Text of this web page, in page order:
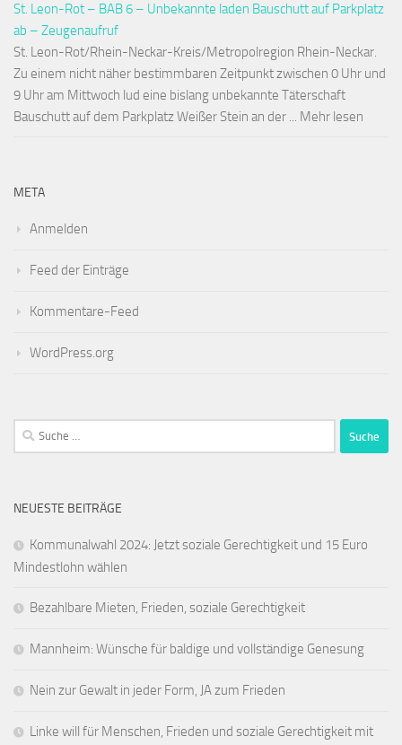
St. Leon-Rot – BAB 6 – Unbekannte laden Bauschutt auf Parkplatz
ab – Zeugenaufruf
St. Leon-Rot/Rhein-Neckar-Kreis/Metropolregion Rhein-Neckar.
Zu einem nicht näher bestimmbaren Zeitpunkt zwischen 0 Uhr und
9 Uhr am Mittwoch lud eine bislang unbekannte Täterschaft
Bauschutt auf dem Parkplatz Weißer Stein an der ... Mehr lesen
META
Anmelden
Feed der Einträge
Kommentare-Feed
WordPress.org
Suche
nach:
NEUESTE BEITRÄGE
Kommunalwahl 2024: Jetzt soziale Gerechtigkeit und 15 Euro
Mindestlohn wählen
Bezahlbare Mieten, Frieden, soziale Gerechtigkeit
Mannheim: Wünsche für baldige und vollständige Genesung
Nein zur Gewalt in jeder Form, JA zum Frieden
Linke will für Menschen, Frieden und soziale Gerechtigkeit mit